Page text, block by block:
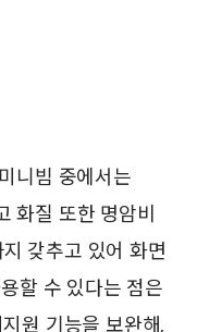
니빔 중에서는
화질 또한 명암비
갖추고 있어 화면
할 수 있다는 점은
원 기능을 보완해,